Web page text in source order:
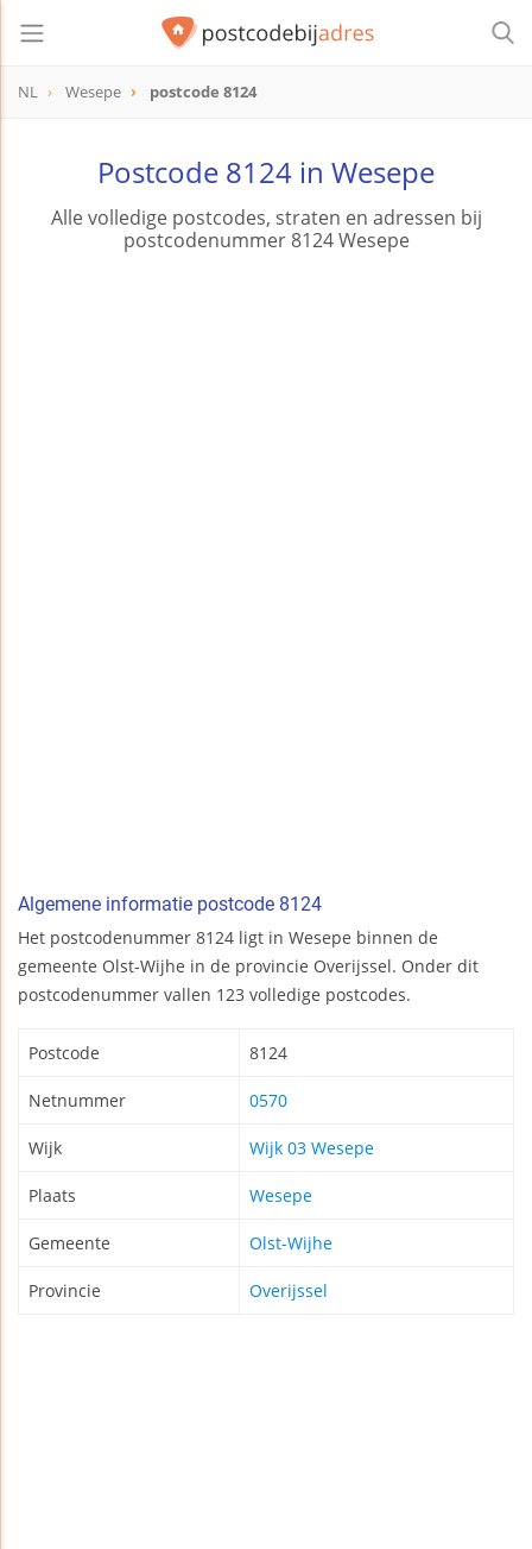
NL Wesepe postcode 8124
Postcode 8124 in Wesepe
Alle volledige postcodes, straten en adressen bij
postcodenummer 8124 Wesepe
Algemene informatie postcode 8124
Het postcodenummer 8124 ligt in Wesepe binnen de
gemeente Olst-Wijhe in de provincie Overijssel. Onder dit
postcodenummer vallen 123 volledige postcodes.
Postcode 8124
Netnummer 0570
Wijk Wijk 03 Wesepe
Plaats Wesepe
Gemeente Olst-Wijhe
Provincie Overijssel